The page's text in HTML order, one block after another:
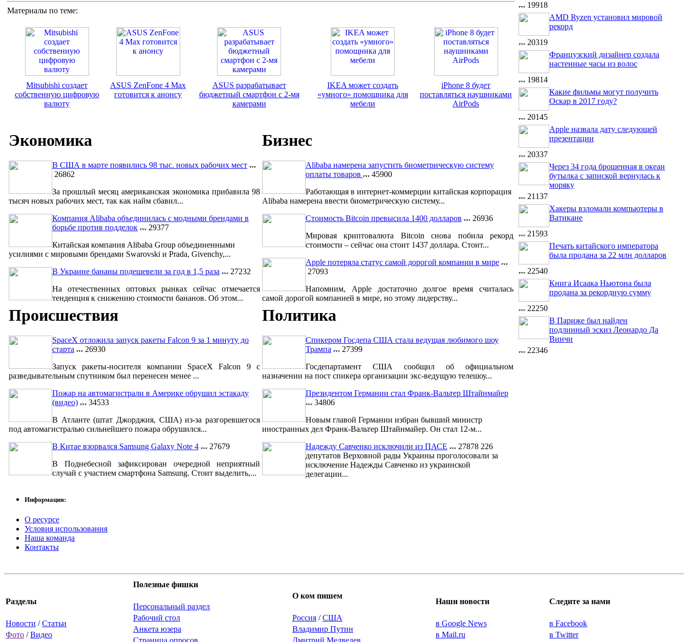
Материалы по теме:
Mitsubishi создает
собственную цифровую
валюту
ASUS ZenFone 4 Max
готовится к анонсу
ASUS разрабатывает
бюджетный смартфон с 2-мя
камерами
IKEA может создать
«умного» помощника для
мебели
iPhone 8 будет
поставляться наушниками
AirPods
Экономика
В США в марте появились 98 тыс. новых рабочих мест
26862
За прошлый месяц американская экономика прибавила 98
тысяч новых рабочих мест, так как найм сбавил...
Компания Alibaba объединилась с модными брендами в
борьбе против подделок
29377
Китайская компания Alibaba Group объединенными
усилиями с мировыми брендами Swarovski и Prada, Givenchy,...
В Украине бананы подешевели за год в 1,5 раза
27232
На отечественных оптовых рынках сейчас отмечается
тенденция к снижению стоимости бананов. Об этом...
Бизнес
Alibaba намерена запустить биометрическую систему
оплаты товаров
45900
Работающая в интернет-коммерции китайская корпорация
Alibaba намерена ввести биометрическую систему...
Стоимость Bitcoin превысила 1400 долларов
26936
Мировая криптовалюта Bitcoin снова побила рекорд
стоимости – сейчас она стоит 1437 доллара. Стоит...
Apple потеряла статус самой дорогой компании в мире
27093
Напомним, Apple достаточно долгое время считалась
самой дорогой компанией в мире, но этому лидерству...
Происшествия
SpaceX отложила запуск ракеты Falcon 9 за 1 минуту до
старта
26930
Запуск ракеты-носителя компании SpaceX Falcon 9 с
разведывательным спутником был перенесен менее ...
Пожар на автомагистрали в Америке обрушил эстакаду
(видео)
34533
В Атланте (штат Джорджия, США) из-за разгоревшегося
под автомагистралью сильнейшего пожара обрушился...
В Китае взорвался Samsung Galaxy Note 4
27679
В Поднебесной зафиксирован очередной неприятный
случай с участием смартфона Samsung. Стоит выделить,...
Политика
Спикером Госдепа США стала ведущая любимого шоу
Трампа
27399
Госдепартамент США сообщил об официальном
назначении на пост спикера организации экс-ведущую телешоу...
Президентом Германии стал Франк-Вальтер Штайнмайер
34806
Новым главой Германии избран бывший министр
иностранных дел Франк-Вальтер Штайнмайер. Он стал 12-м...
Надежду Савченко исключили из ПАСЕ
27878 226
депутатов Верховной рады Украины проголосовали за
исключение Надежды Савченко из украинской
делегации...
19918
AMD Ryzen установил мировой
рекорд
20319
Французский дизайнер создала
настенные часы из волос
19814
Какие фильмы могут получить
Оскар в 2017 году?
20145
Apple назвала дату следующей
презентации
20337
Через 34 года брошенная в океан
бутылка с запиской вернулась к
моряку
21137
Хакеры взломали компьютеры в
Ватикане
21593
Печать китайского императора
была продана за 22 млн долларов
22540
Книга Исаака Ньютона была
продана за рекордную сумму
22250
В Париже был найден
подлинный эскиз Леонардо Да
Винчи
22346
Информация:
О ресурсе
Условия использования
Наша команда
Контакты
Разделы
Новости /Статьи
Фото /Видео
Полезные фишки
Персональный раздел
Рабочий стол
Анкета юзера
О ком пишем
Россия /США
Владимир Путин
Наши новости
в Google News
в Mail.ru
Следите за нами
в Facebook
в Twitter